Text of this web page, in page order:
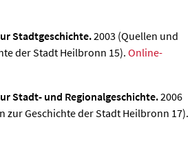
Stadtgeschichte.2003 (Quellen und
der Stadt Heilbronn 15). Online-
Stadt- und Regionalgeschichte.2006
zur Geschichte der Stadt Heilbronn 17).